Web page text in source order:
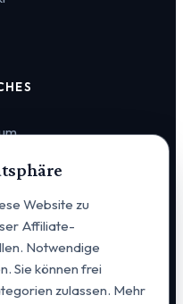
Website zu
Affiliate-
Notwendige
Sie können frei
zulassen. Mehr